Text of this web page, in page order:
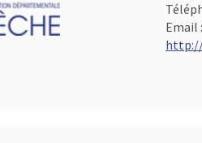
Email :
http://